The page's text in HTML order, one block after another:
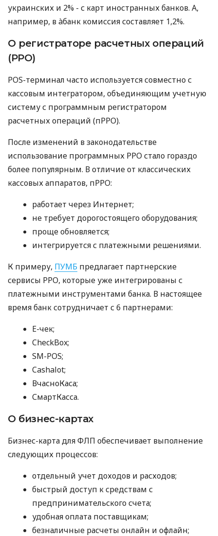
украинских и 2% - с карт иностранных банков. А,
например, в àбанк комиссия составляет 1,2%.
О регистраторе расчетных операций
(РРО)
POS-терминал часто используется совместно с
кассовым интегратором, объединяющим учетную
систему с программным регистратором
расчетных операций (пРРО).
После изменений в законодательстве
использование программных РРО стало гораздо
более популярным. В отличие от классических
кассовых аппаратов, пРРО:
работает через Интернет;
не требует дорогостоящего оборудования;
проще обновляется;
интегрируется с платежными решениями.
К примеру, ПУМБ предлагает партнерские
сервисы РРО, которые уже интегрированы с
платежными инструментами банка. В настоящее
время банк сотрудничает с 6 партнерами:
E-чек;
CheckBox;
SM-POS;
Cashalot;
ВчасноКаса;
СмартКасса.
О бизнес-картах
Бизнес-карта для ФЛП обеспечивает выполнение
следующих процессов:
отдельный учет доходов и расходов;
быстрый доступ к средствам с
предпринимательского счета;
удобная оплата поставщикам;
безналичные расчеты онлайн и офлайн;